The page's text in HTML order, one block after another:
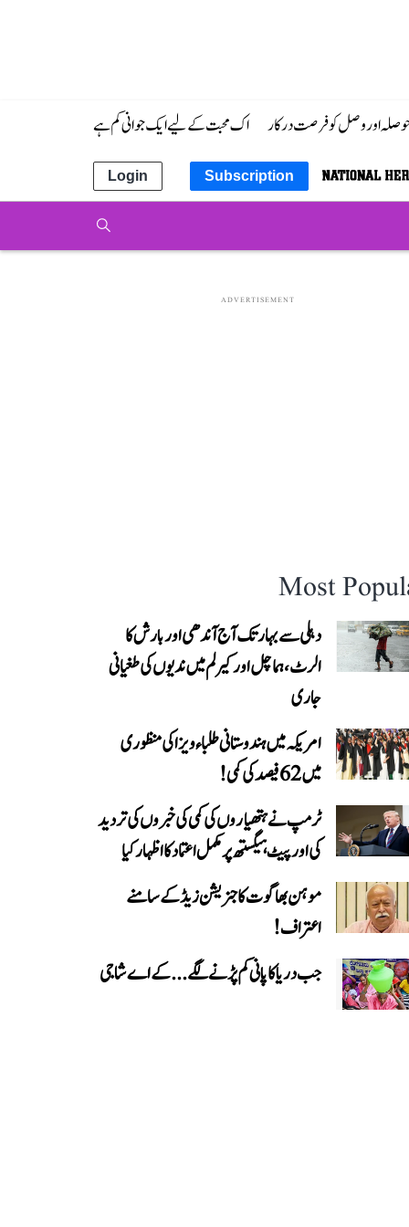
حوصلہ اور وصل کو فرصت درکار اک محبت کے لیے ایک جوانی کم ہے
Subscription
Login
ADVERTISEMENT
Most
دہلی سے بہار تک آج آندھی اور بارش کا
الرٹ، ہماچل اور کیرلم میں ندیوں کی طغیانی
جاری
امریکہ میں ہندوستانی طلباء ویزا کی منظوری
میں 62 فیصد کی کمی!
ٹرمپ نے ہتھیاروں کی کمی کی خبروں کی تردید
کی اور پیٹ ہیگستھ پر مکمل اعتماد کا اظہار کیا
موہن بھاگوت کا جنریشن زیڈ کے سامنے
اعتراف!
جب دریا کا پانی کم پڑنے لگے...کے اے شاجی